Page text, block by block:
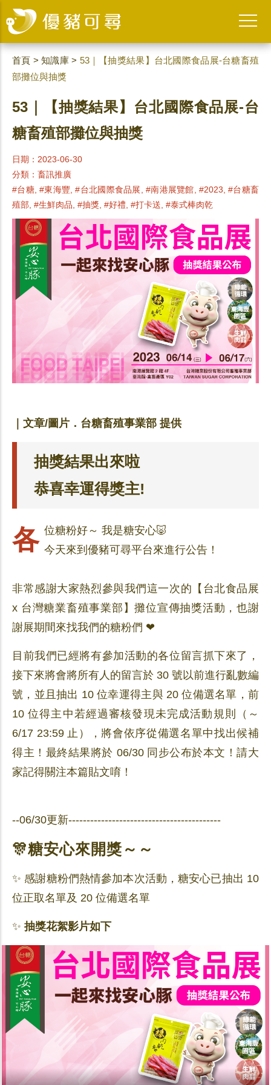
首頁 >知識庫 > 53｜【抽獎結果】台北國際食品展-台糖畜殖
部攤位與抽獎
53｜【抽獎結果】台北國際食品展-台
糖畜殖部攤位與抽獎
日期：2023-06-30
分類： 畜訊推廣
#台糖, #東海豐, #台北國際食品展, #南港展覽館, #2023, #台糖畜
殖部, #生鮮肉品, #抽獎, #好禮, #打卡送, #泰式棒肉乾
｜文章/圖片．台糖畜殖事業部 提供
抽獎結果出來啦
恭喜幸運得獎主!
各位糖粉好～ 我是糖安心🐷
今天來到優豬可尋平台來進行公告！
非常感謝大家熱烈參與我們這一次的【台北食品展
x 台灣糖業畜殖事業部】攤位宣傳抽獎活動，也謝
謝展期間來找我們的糖粉們 ❤
目前我們已經將有參加活動的各位留言抓下來了，
接下來將會將所有人的留言於 30 號以前進行亂數編
號，並且抽出 10 位幸運得主與 20 位備選名單，前
10 位得主中若經過審核發現未完成活動規則（～
6/17 23:59 止），將會依序從備選名單中找出候補
得主！最終結果將於 06/30 同步公布於本文！請大
家記得關注本篇貼文唷！
--06/30更新------------------------------------------
🎊糖安心來開獎～～
✨ 感謝糖粉們熱情參加本次活動，糖安心已抽出 10
位正取名單及 20 位備選名單
✨ 抽獎花絮影片如下